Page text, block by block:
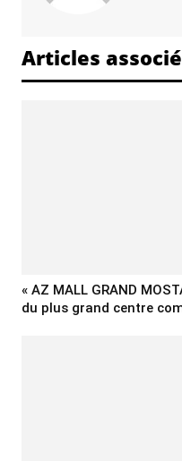
Articles
« AZ MALL GRAND
du plus grand centre